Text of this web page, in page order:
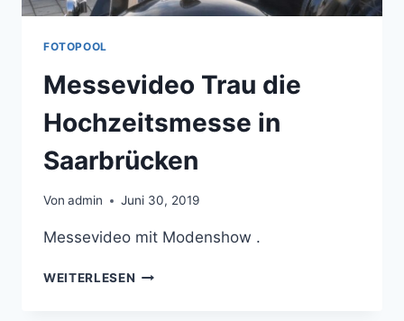
FOTOPOOL
Messevideo Trau die
Hochzeitsmesse in
Saarbrücken
Von admin Juni 30, 2019
Messevideo mit Modenshow .
WEITERLESEN MESSEVIDEO